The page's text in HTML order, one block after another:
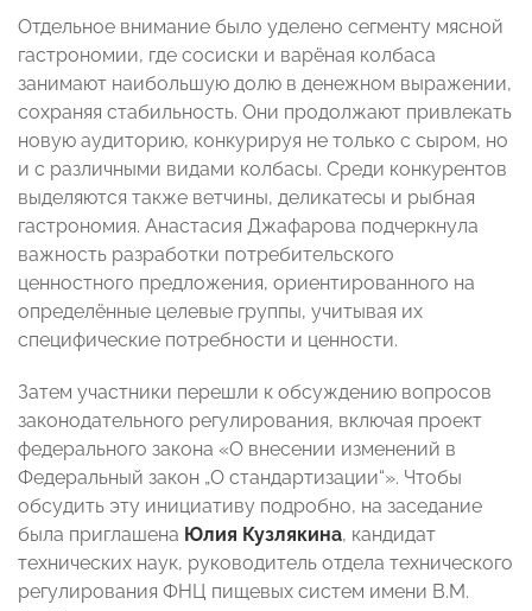
Отдельное внимание было уделено сегменту мясной
гастрономии, где сосиски и варёная колбаса
занимают наибольшую долю в денежном выражении,
сохраняя стабильность. Они продолжают привлекать
новую аудиторию, конкурируя не только с сыром, но
и с различными видами колбасы. Среди конкурентов
выделяются также ветчины, деликатесы и рыбная
гастрономия. Анастасия Джафарова подчеркнула
важность разработки потребительского
ценностного предложения, ориентированного на
определённые целевые группы, учитывая их
специфические потребности и ценности.
Затем участники перешли к обсуждению вопросов
законодательного регулирования, включая проект
федерального закона «О внесении изменений в
Федеральный закон „О стандартизации“». Чтобы
обсудить эту инициативу подробно, на заседание
была приглашена Юлия Кузлякина, кандидат
технических наук, руководитель отдела технического
регулирования ФНЦ пищевых систем имени В.М.